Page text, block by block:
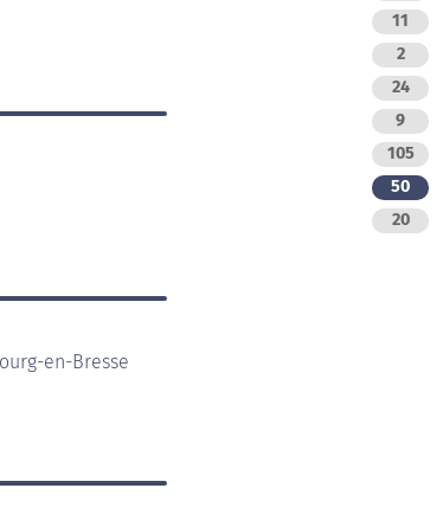
en-Bresse
11
2
24
9
105
50
20